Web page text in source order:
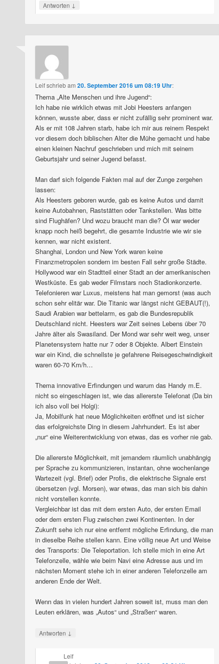
Antworten ↓
Leifschriebam20. September 2016 um 08:19 Uhr:
Thema „Alte Menschen und ihre Jugend“:
Ich habe nie wirklich etwas mit Jobi Heesters anfangen
können, wusste aber, dass er nicht zufällig sehr prominent war.
Als er mit 108 Jahren starb, habe ich mir aus reinem Respekt
vor diesem doch biblischen Alter die Mühe gemacht und habe
einen kleinen Nachruf geschrieben und mich mit seinem
Geburtsjahr und seiner Jugend befasst.
Man darf sich folgende Fakten mal auf der Zunge zergehen
lassen:
Als Heesters geboren wurde, gab es keine Autos und damit
keine Autobahnen, Raststätten oder Tankstellen. Was bitte
sind Flughäfen? Und wozu braucht man die? Öl war weder
knapp noch heiß begehrt, die gesamte Industrie wie wir sie
kennen, war nicht existent.
Shanghai, London und New York waren keine
Finanzmetropolen sondern im besten Fall sehr große Städte.
Hollywood war ein Stadtteil einer Stadt an der amerikanischen
Westküste. Es gab weder Filmstars noch Stadionkonzerte.
Telefonieren war Luxus, meistens hat man gemorst (was auch
schon sehr elitär war. Die Titanic war längst nicht GEBAUT(!),
Saudi Arabien war bettelarm, es gab die Bundesrepublik
Deutschland nicht. Heesters war Zeit seines Lebens über 70
Jahre älter als Swasiland. Der Mond war sehr weit weg, unser
Planetensystem hatte nur 7 oder 8 Objekte. Albert Einstein
war ein Kind, die schnellste je gefahrene Reisegeschwindigkeit
waren 60-70 Km/h…
Thema innovative Erfindungen und warum das Handy m.E.
nicht so eingeschlagen ist, wie das allererste Telefonat (Da bin
ich also voll bei Holgi):
Ja, Mobilfunk hat neue Möglichkeiten eröffnet und ist sicher
das erfolgreichste Ding in diesem Jahrhundert. Es ist aber
„nur“ eine Weiterentwicklung von etwas, das es vorher nie gab.
Die allererste Möglichkeit, mit jemandem räumlich unabhängig
per Sprache zu kommunizieren, instantan, ohne wochenlange
Wartezeit (vgl. Brief) oder Profis, die elektrische Signale erst
übersetzen (vgl. Morsen), war etwas, das man sich bis dahin
nicht vorstellen konnte.
Vergleichbar ist das mit dem ersten Auto, der ersten Email
oder dem ersten Flug zwischen zwei Kontinenten. In der
Zukunft sehe ich nur eine entfernt mögliche Erfindung, die man
in dieselbe Reihe stellen kann. Eine völlig neue Art und Weise
des Transports: Die Teleportation. Ich stelle mich in eine Art
Telefonzelle, wähle wie beim Navi eine Adresse aus und im
nächsten Moment stehe ich in einer anderen Telefonzelle am
anderen Ende der Welt.
Wenn das in vielen hundert Jahren soweit ist, muss man den
Leuten erklären, was „Autos“ und „Straßen“ waren.
Antworten ↓
Leif